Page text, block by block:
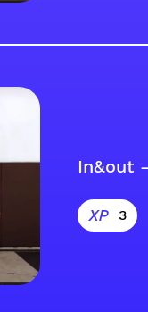
In&out
3